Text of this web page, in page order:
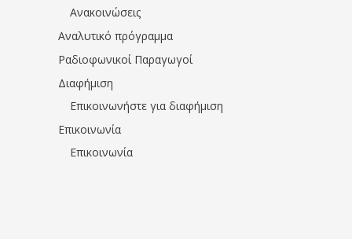
Ανακοινώσεις
Αναλυτικό πρόγραμμα
Ραδιοφωνικοί Παραγωγοί
Διαφήμιση
Επικοινωνήστε για διαφήμιση
Επικοινωνία
Επικοινωνία